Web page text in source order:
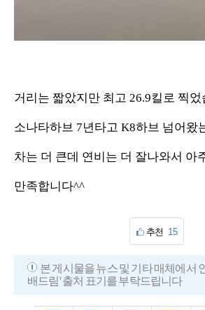
거리는 짧았지만 최고 26.9킬로 찍었
소나타하브 7년타고 K8하브 넘어왔
차는 더 큰데 연비는 더 잘나와서 아
만족합니다^^
추천 15
본 게시물을 뉴스 및 기타 매체에서
배드림' 출처 표기를 부탁드립니다